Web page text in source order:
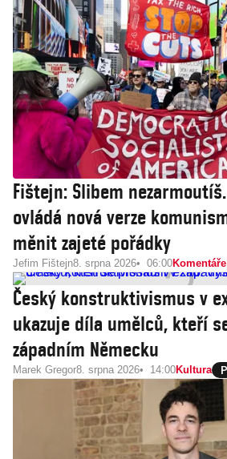
Fištejn: Slibem
ovládá nová verze
měnit zajeté pořádky
Jefim Fištejn8. srpna 2026 06:00Komentáře
Český konstruktivismus v
ukazuje díla umělců, kteří
západním Německu
Marek Gregor8. srpna 2026 14:00Kultura